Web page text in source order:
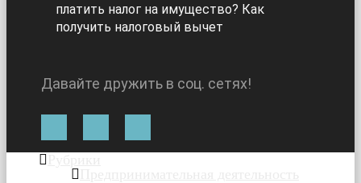
платить налог на имущество? Как
получить налоговый вычет
Давайте дружить в соц. сетях!